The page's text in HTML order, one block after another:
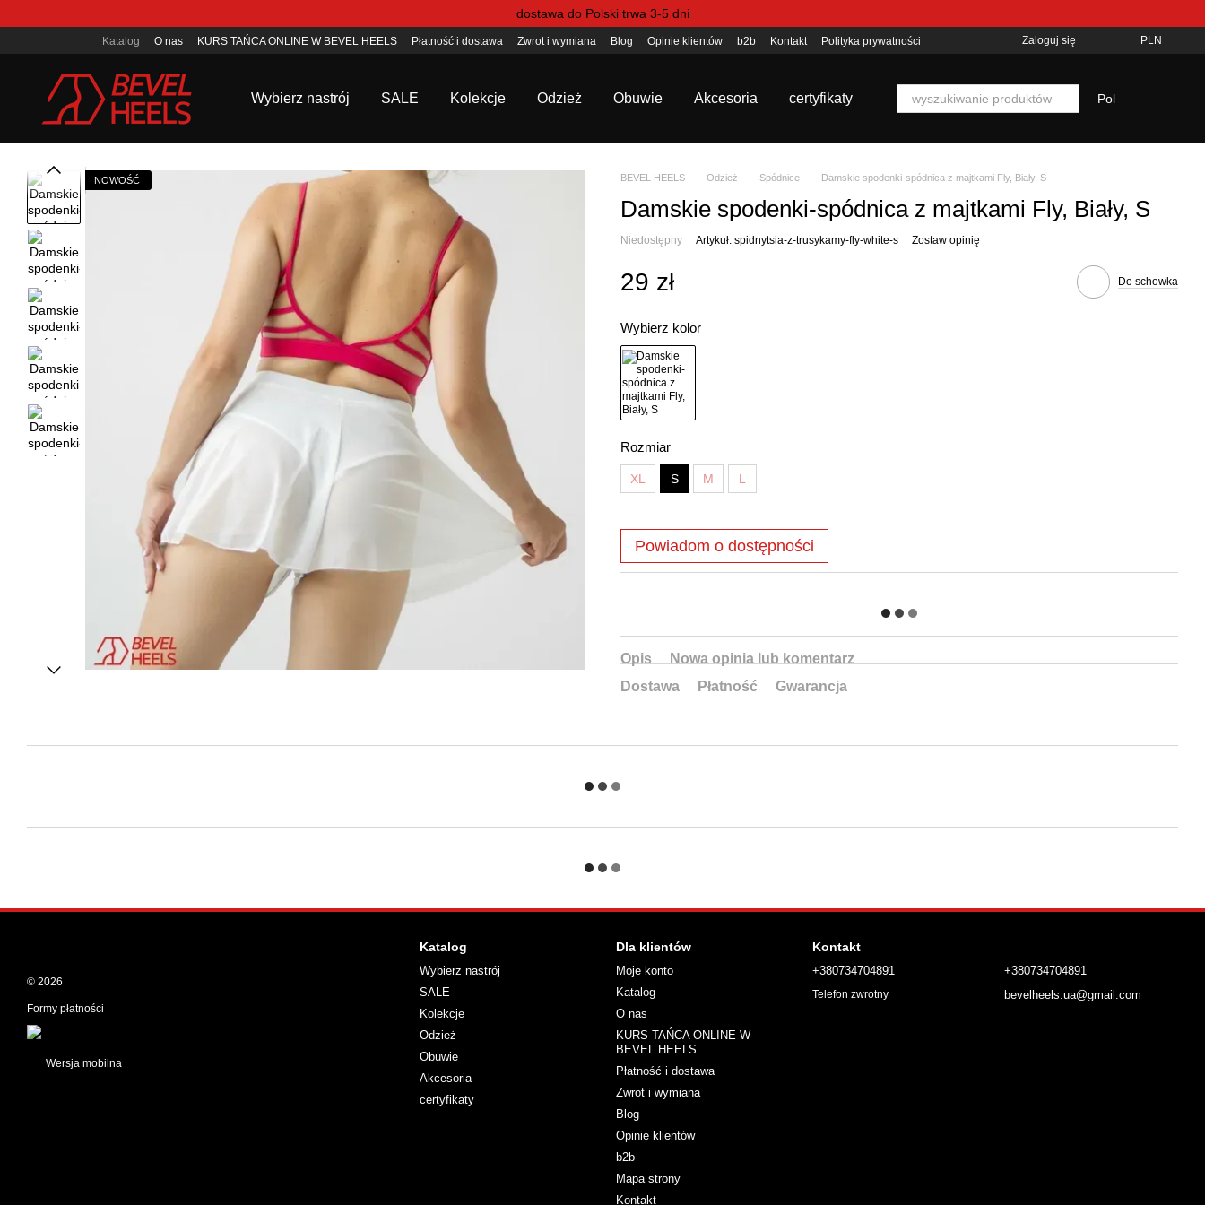
dostawa do Polski trwa 3-5 dni
Katalog O nas KURS TAŃCA ONLINE W BEVEL HEELS Płatność i dostawa Zwrot i wymiana Blog Opinie klientów b2b Kontakt
Polityka prywatności
Zaloguj się PLN
Wybierz nastrój SALE Kolekcje Odzież Obuwie Akcesoria certyfikaty Pol
NOWOŚĆ BEVEL HEELS Odzież Spódnice Damskie spodenki-spódnica z majtkami Fly, Biały, S
Damskie spodenki-spódnica z majtkami Fly, Biały, S
Niedostępny Artykuł: spidnytsia-z-trusykamy-fly-white-s Zostaw opinię
29 zł Do schowka
Wybierz kolor
Rozmiar
XL S M L
Powiadom o dostępności
Opis
Nowa opinia lub komentarz
Dostawa
Płatność Gwarancja
© 2026
Formy płatności
Wersja mobilna
Katalog
Wybierz nastrój
SALE
Kolekcje
Odzież
Obuwie
Akcesoria
certyfikaty
Dla klientów
Moje konto
Katalog
O nas
KURS TAŃCA ONLINE W
BEVEL HEELS
Płatność i dostawa
Zwrot i wymiana
Blog
Opinie klientów
b2b
Mapa strony
Kontakt
Kontakt
+380734704891
Telefon zwrotny
+380734704891
bevelheels.ua@gmail.com